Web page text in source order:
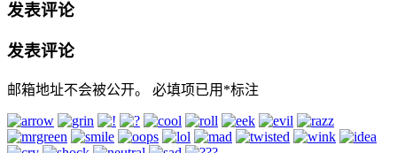
发表评论
发表评论
邮箱地址不会被公开。 必填项已用 *标注